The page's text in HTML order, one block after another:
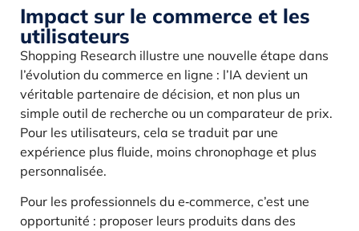
Impact sur le commerce et les
utilisateurs
Shopping Research illustre une nouvelle étape dans
l’évolution du commerce en ligne : l’IA devient un
véritable partenaire de décision, et non plus un
simple outil de recherche ou un comparateur de prix.
Pour les utilisateurs, cela se traduit par une
expérience plus fluide, moins chronophage et plus
personnalisée.
Pour les professionnels du e‑commerce, c’est une
opportunité : proposer leurs produits dans des